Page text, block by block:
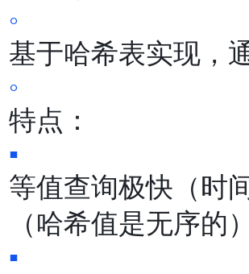
◦
基于哈希表实现，
◦
特点：
▪
等值查询极快（时
（哈希值是⽆序的
▪